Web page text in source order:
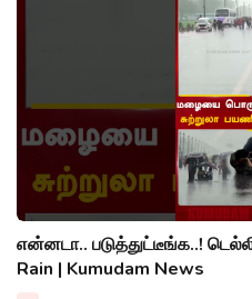
என்னடா.. படுத்துட்டீங்க..!
Rain | Kumudam News